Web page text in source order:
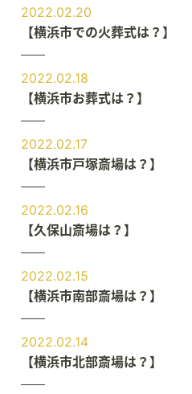
2022.02.20
【横浜市での火葬式は？】
2022.02.18
【横浜市お葬式は？】
2022.02.17
【横浜市戸塚斎場は？】
2022.02.16
【久保山斎場は？】
2022.02.15
【横浜市南部斎場は？】
2022.02.14
【横浜市北部斎場は？】